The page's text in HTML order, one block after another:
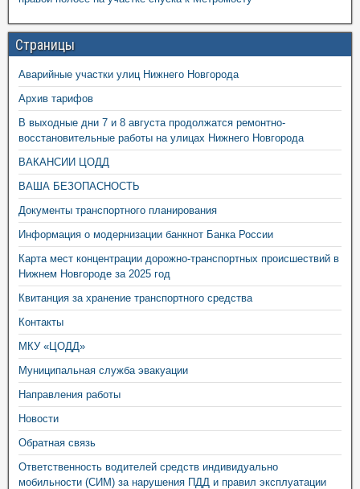
Страницы
Аварийные участки улиц Нижнего Новгорода
Архив тарифов
В выходные дни 7 и 8 августа продолжатся ремонтно-
восстановительные работы на улицах Нижнего Новгорода
ВАКАНСИИ ЦОДД
ВАША БЕЗОПАСНОСТЬ
Документы транспортного планирования
Информация о модернизации банкнот Банка России
Карта мест концентрации дорожно-транспортных происшествий в
Нижнем Новгороде за 2025 год
Квитанция за хранение транспортного средства
Контакты
МКУ «ЦОДД»
Муниципальная служба эвакуации
Направления работы
Новости
Обратная связь
Ответственность водителей средств индивидуально
мобильности (СИМ) за нарушения ПДД и правил эксплуатации